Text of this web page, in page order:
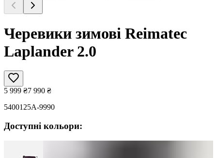
Черевики зимові Reimatec
Laplander 2.0
5 999 ₴7 990 ₴
5400125A-9990
Доступні кольори: